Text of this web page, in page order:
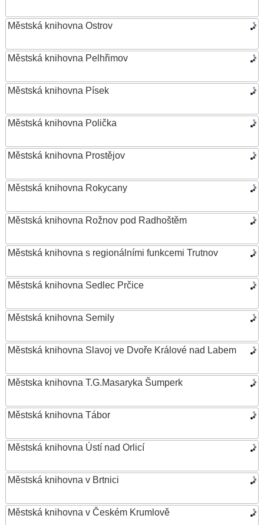
Městská knihovna Ostrov
Městská knihovna Pelhřimov
Městská knihovna Písek
Městská knihovna Polička
Městská knihovna Prostějov
Městská knihovna Rokycany
Městská knihovna Rožnov pod Radhoštěm
Městská knihovna s regionálními funkcemi Trutnov
Městská knihovna Sedlec Prčice
Městská knihovna Semily
Městská knihovna Slavoj ve Dvoře Králové nad Labem
Městska knihovna T.G.Masaryka Šumperk
Městská knihovna Tábor
Městská knihovna Ústí nad Orlicí
Městská knihovna v Brtnici
Městská knihovna v Českém Krumlově